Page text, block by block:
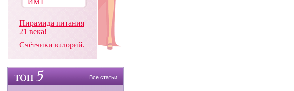
Пирамида питания
21 века!
Счётчики калорий.
Все статьи